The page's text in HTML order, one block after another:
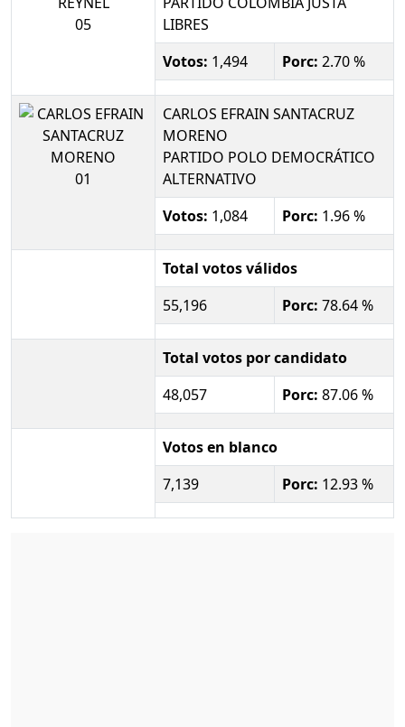
05
LIBRES
Votos: 1,494 Porc: 2.70 %
01
CARLOS EFRAIN SANTACRUZ
MORENO
PARTIDO POLO DEMOCRÁTICO
ALTERNATIVO
Votos: 1,084 Porc: 1.96 %
Total votos válidos
55,196
Porc: 78.64 %
Total votos por candidato
48,057
Porc: 87.06 %
Votos en blanco
7,139
Porc: 12.93 %